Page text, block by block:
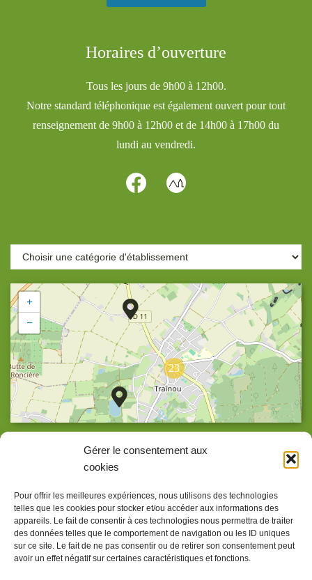
Gérer le consentement aux
cookies
Pour offrir les meilleures expériences, nous utilisons des technologies
telles que les cookies pour stocker et/ou accéder aux informations des
appareils. Le fait de consentir à ces technologies nous permettra de traiter
des données telles que le comportement de navigation ou les ID uniques
sur ce site. Le fait de ne pas consentir ou de retirer son consentement peut
avoir un effet négatif sur certaines caractéristiques et fonctions.
Horaires d’ouverture
Tous les jours de 9h00 à 12h00.
Notre standard téléphonique est également ouvert pour tout
renseignement de 9h00 à 12h00 et de 14h00 à 17h00 du
lundi au vendredi.
23
+
−
Accueil
Accessibilité